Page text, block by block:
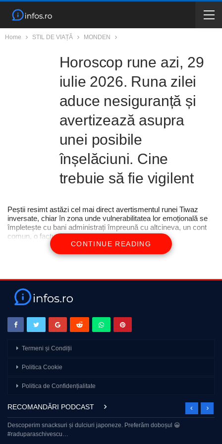
Home STIL DE VIAȚĂ MONDEN
Horoscop rune azi, 29
iulie 2026. Runa zilei
aduce nesiguranță și
avertizează asupra
unei posibile
înșelăciuni. Cine
trebuie să fie vigilent
Peștii resimt astăzi cel mai direct avertismentul runei Tiwaz
inversate, chiar în zona unde vulnerabilitatea lor emoțională se
împletește cu bani administrați împreună cu altcineva, un cont
comun, o factură sau o datorie care cere, […]
CONTINUE READING
Termeni și Condiții
Politica Cookie
Politica de Confidențialitate
RECOMANDĂRI PODCAST
Descoperim snacksuri și dulciuri japoneze. Preferăm doboșul 😀
#raduparaschivescu…